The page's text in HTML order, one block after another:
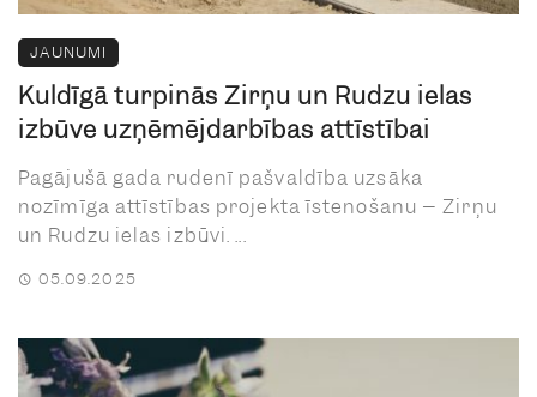
JAUNUMI
Kuldīgā turpinās Zirņu un Rudzu ielas
izbūve uzņēmējdarbības attīstībai
Pagājušā gada rudenī pašvaldība uzsāka
nozīmīga attīstības projekta īstenošanu – Zirņu
un Rudzu ielas izbūvi. ...
05.09.2025